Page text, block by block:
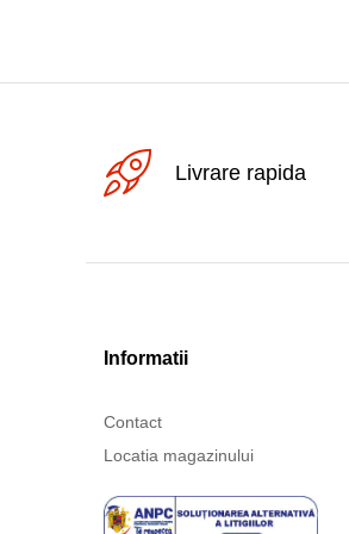
mama
mama
mama
Jack 6.3st tata-2xJack 6.3st
RCA mama-2RCA mama
Livrare rapida
Informatii
Contact
Locatia magazinului